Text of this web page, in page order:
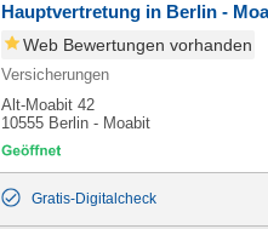
Hauptvertretung in Berlin -
Web Bewertungen vorhanden
Versicherungen
Alt-Moabit 42
10555 Berlin - Moabit
Gratis-Digitalcheck